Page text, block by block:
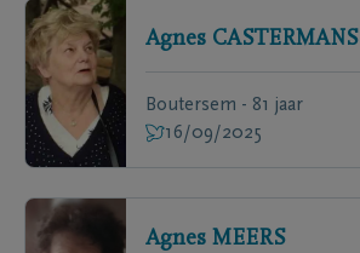
Agnes CASTERMANS
Boutersem - 81 jaar
16/09/2025
Agnes MEERS